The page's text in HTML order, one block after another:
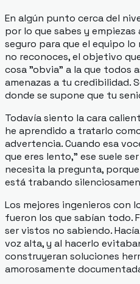
En algún punto cerca del
por lo que sabes y
seguro para que el equipo lo
no reconoces, el objetivo
cosa "obvia" a la que todos
amenazas a tu credibilidad.
donde se supone que tu
Todavía siento la cara
he aprendido a tratarlo
advertencia. Cuando esa
que eres lento," ese suele
necesita la pregunta,
está trabando
Los mejores ingenieros con
fueron los que sabían todo.
ser vistos no sabiendo.
voz alta, y al hacerlo
construyeran soluciones
amorosamente